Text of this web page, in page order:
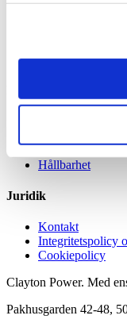
Uppbyggare och
Hållbarhet
Juridik
Kontakt
Integritetspolicy
Cookiepolicy
Clayton Power. Med
Pakhusgarden 42-48,